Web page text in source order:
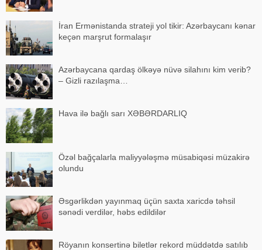
İran Ermənistanda strateji yol tikir: Azərbaycanı kənar
keçən marşrut formalaşır
Azərbaycana qardaş ölkəyə nüvə silahını kim verib?
– Gizli razılaşma…
Hava ilə bağlı sarı XƏBƏRDARLIQ
Özəl bağçalarla maliyyələşmə müsabiqəsi müzakirə
olundu
Əsgərlikdən yayınmaq üçün saxta xaricdə təhsil
sənədi verdilər, həbs edildilər
Röyanın konsertinə biletlər rekord müddətdə satılıb